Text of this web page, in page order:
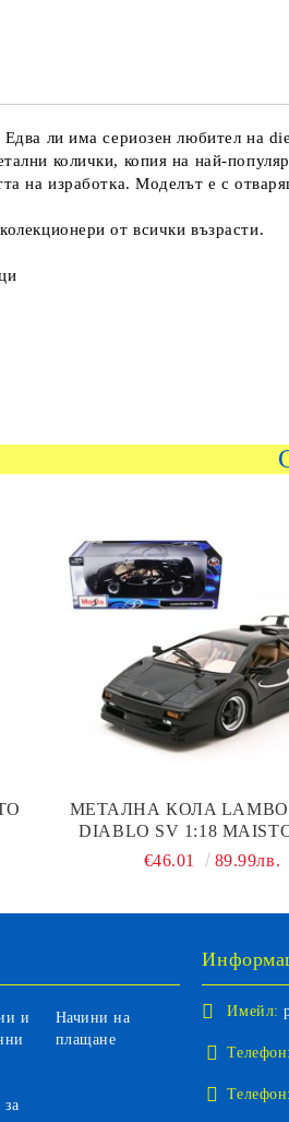
ли има сериозен любител на
колички, копия на най-
на изработка. Моделът е с
от всички възрасти.
МЕТАЛНА КОЛA
DIABLO SV 1:18
€46.01
89.99лв.
и
Начини на
плащане
Имейл:
Телефон:
Телефон: